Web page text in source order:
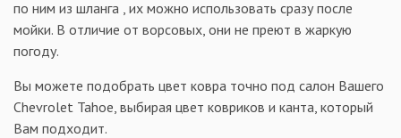
по ним из шланга , их можно использовать сразу после
мойки. В отличие от ворсовых, они не преют в жаркую
погоду.
Вы можете подобрать цвет ковра точно под салон Вашего
Chevrolet Tahoe, выбирая цвет ковриков и канта, который
Вам подходит.